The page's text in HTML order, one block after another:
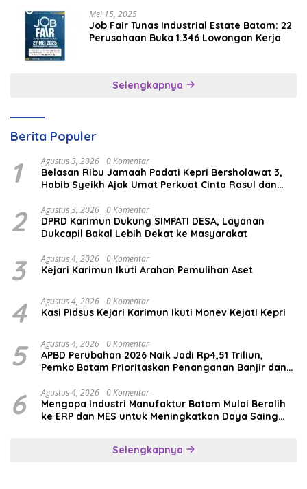
Mei 15, 2025
Job Fair Tunas Industrial Estate Batam: 22
Perusahaan Buka 1.346 Lowongan Kerja
Selengkapnya
Berita Populer
1 Agustus 3, 2026 0 Komentar
Belasan Ribu Jamaah Padati Kepri Bersholawat 3,
Habib Syeikh Ajak Umat Perkuat Cinta Rasul dan
2 Agustus 3, 2026 0 Komentar
DPRD Karimun Dukung SIMPATI DESA, Layanan
Dukcapil Bakal Lebih Dekat ke Masyarakat
3 Agustus 4, 2026 0 Komentar
Kejari Karimun Ikuti Arahan Pemulihan Aset
4 Agustus 4, 2026 0 Komentar
Kasi Pidsus Kejari Karimun Ikuti Monev Kejati Kepri
5 Agustus 4, 2026 0 Komentar
APBD Perubahan 2026 Naik Jadi Rp4,51 Triliun,
Pemko Batam Prioritaskan Penanganan Banjir dan
6 Agustus 4, 2026 0 Komentar
Mengapa Industri Manufaktur Batam Mulai Beralih
ke ERP dan MES untuk Meningkatkan Daya Saing
Selengkapnya